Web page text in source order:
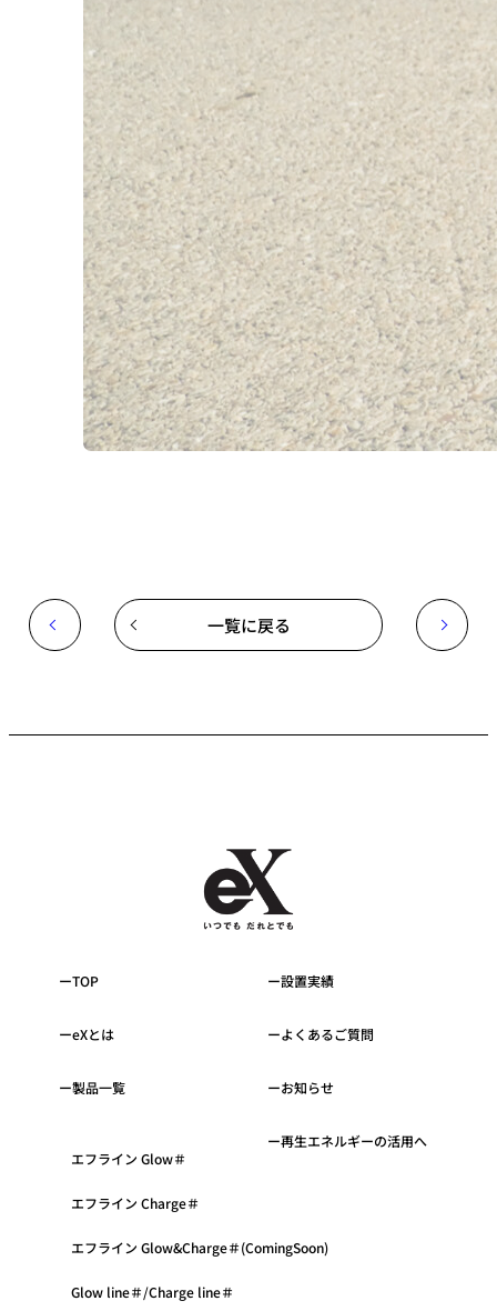
一覧に戻る
TOP
eXとは
製品一覧
エフライン Glow＃
エフライン Charge＃
エフライン Glow&Charge＃(ComingSoon)
Glow line＃/Charge line＃
設置実績
よくあるご質問
お知らせ
再生エネルギーの活用へ